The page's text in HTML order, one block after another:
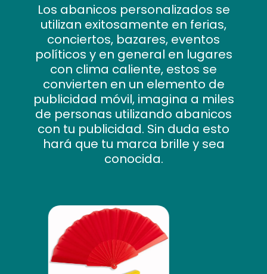
Los abanicos personalizados se
utilizan exitosamente en ferias,
conciertos, bazares, eventos
políticos y en general en lugares
con clima caliente, estos se
convierten en un elemento de
publicidad móvil, imagina a miles
de personas utilizando abanicos
con tu publicidad. Sin duda esto
hará que tu marca brille y sea
conocida.